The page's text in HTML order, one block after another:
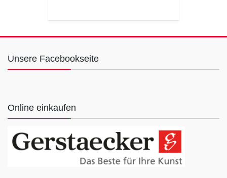
Unsere Facebookseite
Online einkaufen